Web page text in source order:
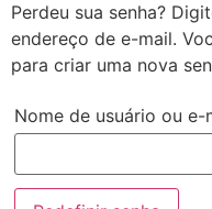
Perdeu sua senha?
endereço de e-mail.
para criar uma nova
Nome de usuário ou e-